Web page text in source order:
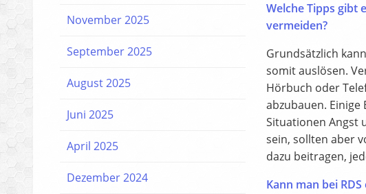
November 2025
September 2025
August 2025
Juni 2025
April 2025
Dezember 2024
Welche Tipps gibt
vermeiden?
Grundsätzlich
somit auslösen.
Hörbuch oder
abzubauen.
Situationen Angst
sein, sollten aber
dazu beitragen,
Kann man bei